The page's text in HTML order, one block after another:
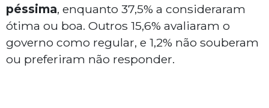
péssima, enquanto 37,5% a consideraram
ótima ou boa. Outros 15,6% avaliaram o
governo como regular, e 1,2% não souberam
ou preferiram não responder.